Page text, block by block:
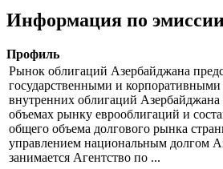
Цена
% от
Информация по
Профиль
Рынок облигаций Азербайджана
государственными и корпоративными
внутренних облигаций Азербайджана